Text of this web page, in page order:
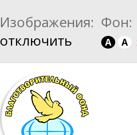
Изображения:
отключить
Фон:
A A